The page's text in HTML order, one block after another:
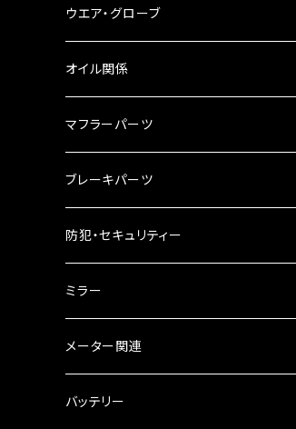
スマホホルダー
サイドバッグサポート
リアBOX
ハードケース
電装系
タンク本体
タンクキャップ
タンクシール
ケミカル
ウエア・グローブ
オイル関係
4スト用エンジンオイル
2スト用エンジンオイル
ギアオイル
オイルクーラー
ラジエーター
フォークオイル
マフラーパーツ
マフラーガード
バンテージタイプ
スリップオン
サイレンサー
ブレーキパーツ
ブレーキシュー
ブレーキパット
ブレーキオイル
その他
防犯・セキュリティー
ミラー
ミラー本体
ミラーアダプター
メーター関連
スピードメーター
バッテリー